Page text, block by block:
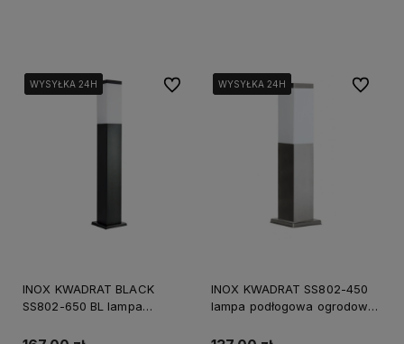
WYSYŁKA 24H
WYSYŁKA 24H
WYSYŁKA 24H
INOX KWADRAT BLACK
SS802-650 BL lampa
MA, 65cm, E27, czarny, IP44,
Do ulubionychWYSYŁKA 24H
WYSYŁKA 24H
WYSYŁKA 24H
INOX KWADRAT SS802-450
lampa podłogowa ogrodowa
IP44, max 40W
Do